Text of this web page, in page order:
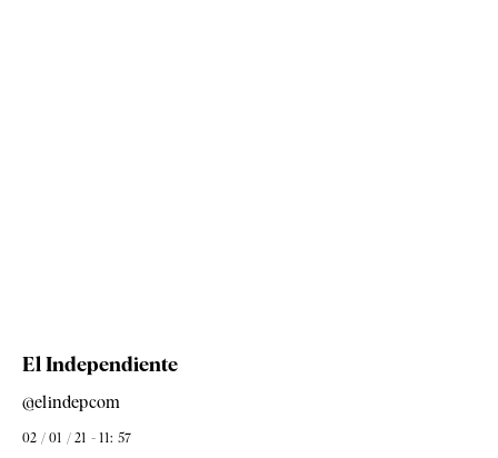
El Independiente
@elindepcom
02 / 01 / 21 - 11: 57